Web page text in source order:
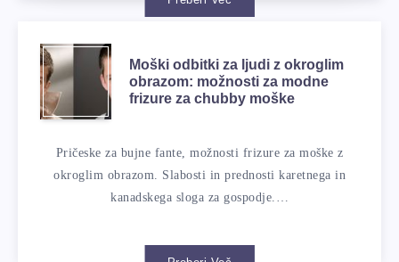
Moški odbitki za ljudi z okroglim
obrazom: možnosti za modne
frizure za chubby moške
Pričeske za bujne fante, možnosti frizure za moške z
okroglim obrazom. Slabosti in prednosti karetnega in
kanadskega sloga za gospodje.…